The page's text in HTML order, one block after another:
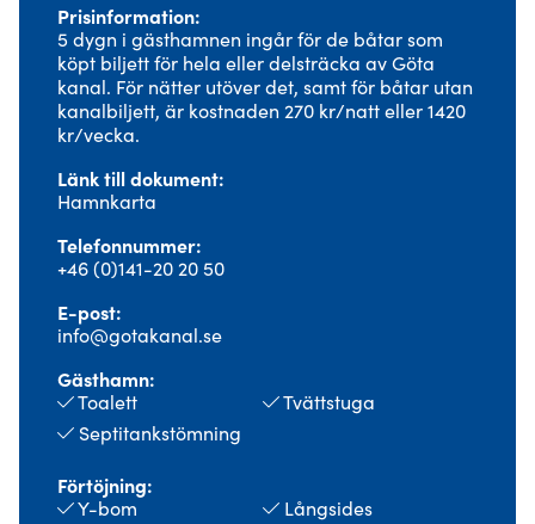
Prisinformation
5 dygn i gästhamnen ingår för de båtar som
köpt biljett för hela eller delsträcka av Göta
kanal. För nätter utöver det, samt för båtar utan
kanalbiljett, är kostnaden 270 kr/natt eller 1420
kr/vecka.
Länk till dokument
Hamnkarta
Telefonnummer
+46 (0)141-20 20 50
E-post
info@gotakanal.se
Gästhamn
Toalett
Tvättstuga
Septitankstömning
Förtöjning
Y-bom Långsides